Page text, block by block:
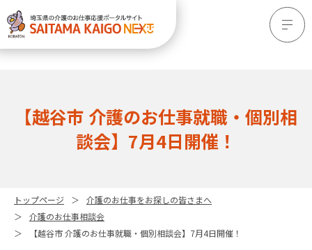
【越谷市 介護のお仕事就職・個別相
談会】7月4日開催！
トップページ
介護のお仕事をお探しの皆さまへ
介護のお仕事相談会
【越谷市 介護のお仕事就職・個別相談会】7月4日開催！